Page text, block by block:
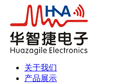
关于我们
产品展示